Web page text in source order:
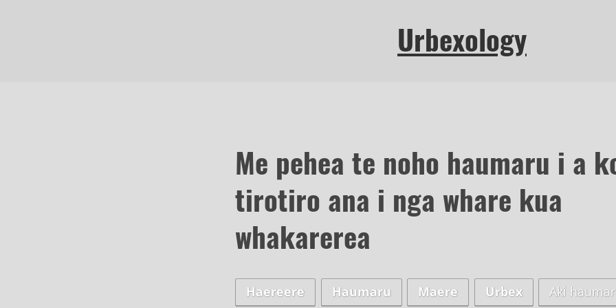
Urbexology
Me pehea te noho haumaru i a
tirotiro ana i nga whare kua
whakarerea
Haereere Haumaru Maere Urbex Aki